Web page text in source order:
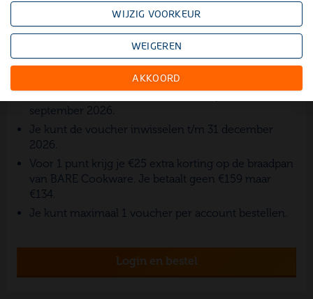
WIJZIG VOORKEUR
WEIGEREN
AKKOORD
Staatsloterij €25 extra korting op de braadpan van BARE
Cookware. Je ontvangt deze korting boven op de
korting vanBARE Cookwareen betaalt maar€134.
Je kunt de voucher bestellen van 10 juni t/m9
september 2026.
Je kunt de voucher inwisselen t/m 31 december
2026.
Voor 1 punt krijg je €25 extra korting op de braadpan
van BARE Cookware. Je betaalt geen €159 maar
€134.
Je kunt maximaal 1 voucher per account bestellen.
Login en bestel